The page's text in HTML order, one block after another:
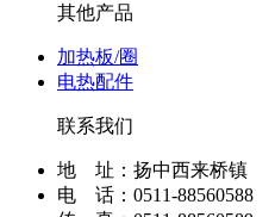
其他产品
加热板/圈
电热配件
联系我们
地 址：扬中西来桥镇
电 话：0511-88560588